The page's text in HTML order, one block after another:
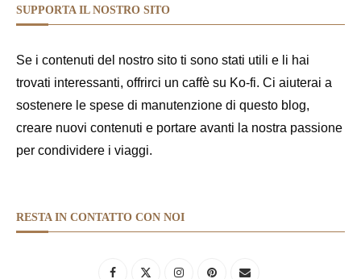
SUPPORTA IL NOSTRO SITO
Se i contenuti del nostro sito ti sono stati utili e li hai
trovati interessanti, offrirci un caffè su Ko-fi. Ci aiuterai a
sostenere le spese di manutenzione di questo blog,
creare nuovi contenuti e portare avanti la nostra passione
per condividere i viaggi.
RESTA IN CONTATTO CON NOI